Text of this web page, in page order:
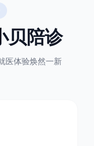
贝陪诊
医体验焕然一新